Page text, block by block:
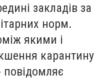
закладів за
норм.
якими і
карантину